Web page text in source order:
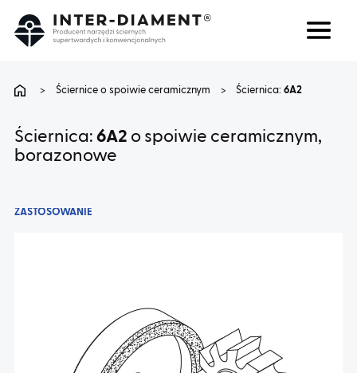
USŁUGI
> Ściernice o spoiwie ceramicznym > Ściernica:6A2
Ściernica: 6A2 o spoiwie ceramicznym,
borazonowe
ZASTOSOWANIE